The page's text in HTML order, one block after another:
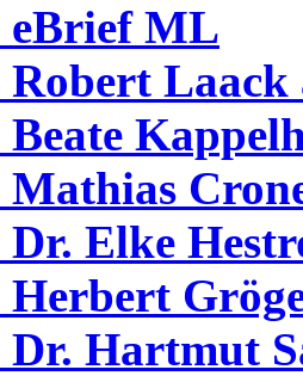
eBrief ML
Robert
Beate
Mathias
Dr. Elke
Herbert
Dr. Hartmut